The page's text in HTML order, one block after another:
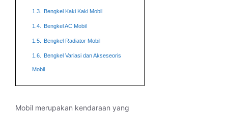
1.3. Bengkel Kaki Kaki Mobil
1.4. Bengkel AC Mobil
1.5. Bengkel Radiator Mobil
1.6. Bengkel Variasi dan Akseseoris
Mobil
Mobil merupakan kendaraan yang